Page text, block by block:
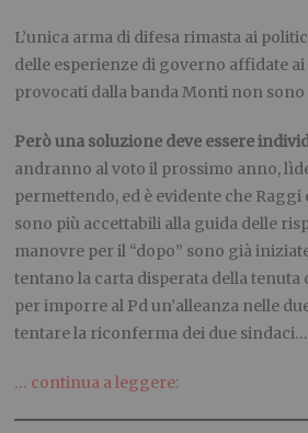
L’unica arma di difesa rimasta ai
delle esperienze di governo affidate
provocati dalla banda Monti non
Però una soluzione deve essere
andranno al voto il prossimo anno,
permettendo, ed è evidente che
sono più accettabili alla guida delle
manovre per il “dopo” sono già
tentano la carta disperata della
per imporre al Pd un’alleanza nelle
tentare la riconferma dei due sindaci…
… continua a leggere: